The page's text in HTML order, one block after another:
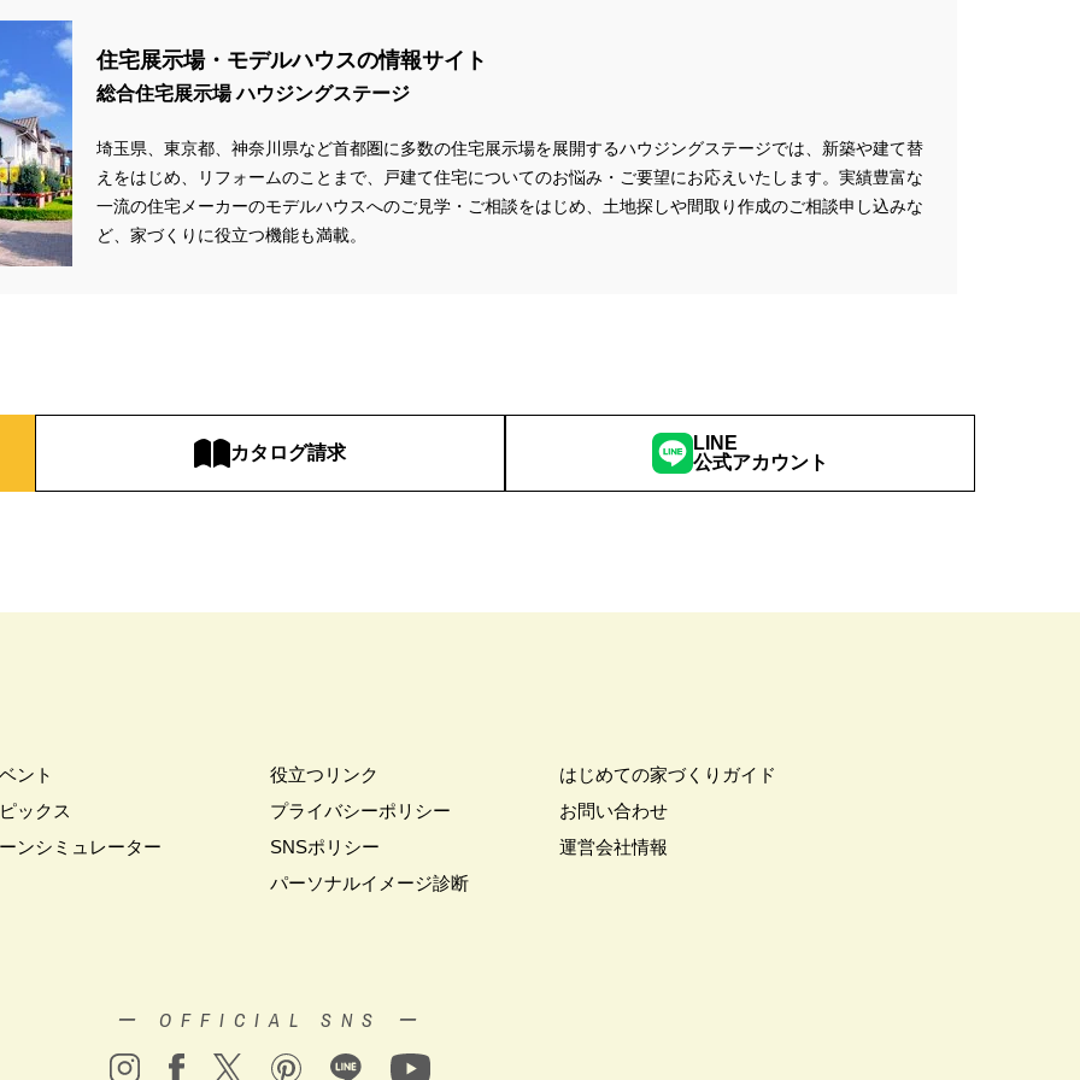
住宅展示場・モデルハウスの情報サイト
総合住宅展示場 ハウジングステージ
埼玉県、東京都、神奈川県など首都圏に多数の住宅展示場を展開するハウジングステージでは、新築や建て替
えをはじめ、リフォームのことまで、戸建て住宅についてのお悩み・ご要望にお応えいたします。実績豊富な
一流の住宅メーカーのモデルハウスへのご見学・ご相談をはじめ、土地探しや間取り作成のご相談申し込みな
ど、家づくりに役立つ機能も満載。
カタログ請求
LINE
公式アカウント
ント
ックス
ンシミュレーター
役立つリンク
プライバシーポリシー
SNSポリシー
パーソナルイメージ診断
はじめての家づくりガイド
お問い合わせ
運営会社情報
ー OFFICIAL SNS ー